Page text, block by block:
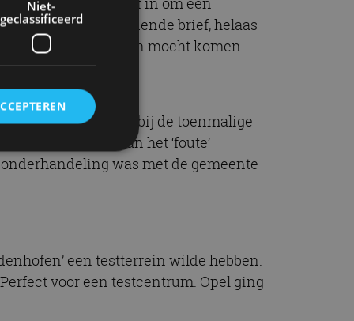
mooie begeleidende brief, helaas
in Dudenhofen mocht komen.
stad Dudenhofen, bij de toenmalige
burgemeester van het ‘foute’
was met de gemeente
een testterrein wilde hebben.
voor een testcentrum. Opel ging
Niet-
geclassificeerd
om
de bezoeker